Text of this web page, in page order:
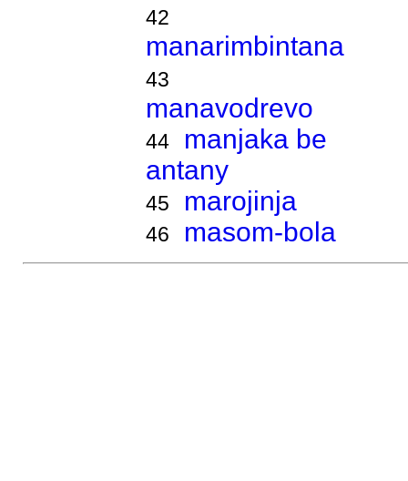
42
manarimbintana
43
manavodrevo
44
manjaka be
antany
45 marojinja
46 masom-bola